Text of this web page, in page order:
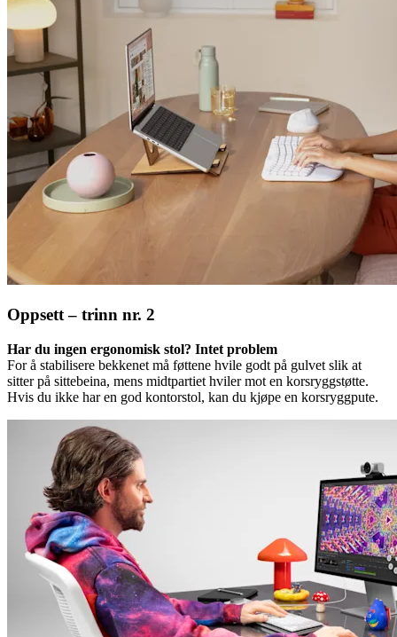
Oppsett – trinn nr. 2
Har du ingen ergonomisk stol? Intet problem
For å stabilisere bekkenet må føttene hvile godt på gulvet slik at
sitter på sittebeina, mens midtpartiet hviler mot en korsryggstøtte.
Hvis du ikke har en god kontorstol, kan du kjøpe en korsryggpute.